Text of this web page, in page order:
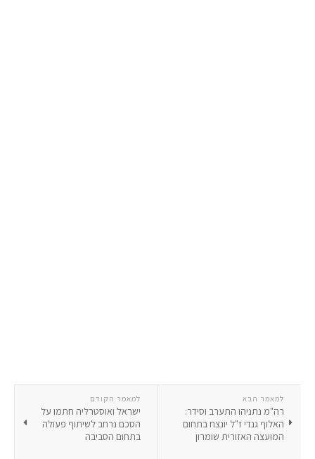
למאמר הקודם
ישראל ואוסטרליה חתמו על
הסכם נרחב לשיתוף פעולה
בתחום הסביבה
למאמר הבא
רה"מ נתניהו התערב וסידר:
האלוף גנדי ז"ל יונצח בתחום
המועצה האזורית שומרון